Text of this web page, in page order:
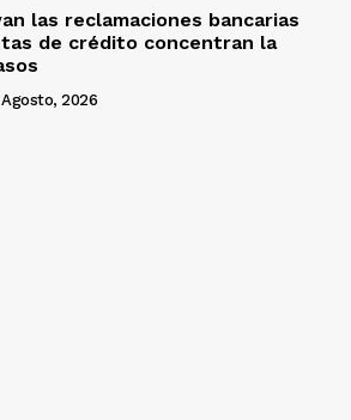
las reclamaciones bancarias
de crédito concentran la
2026